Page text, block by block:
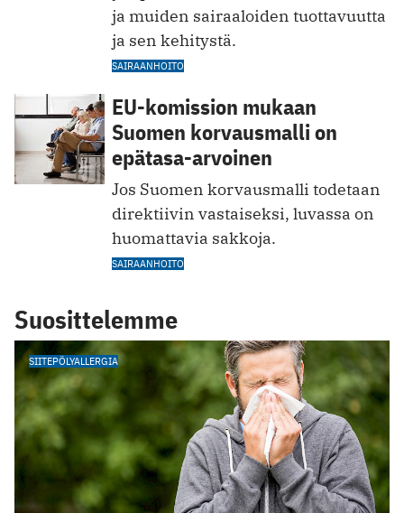
ja muiden sairaaloiden tuottavuutta
ja sen kehitystä.
SAIRAANHOITO
EU-komission mukaan
Suomen korvausmalli on
epätasa-arvoinen
Jos Suomen korvausmalli todetaan
direktiivin vastaiseksi, luvassa on
huomattavia sakkoja.
SAIRAANHOITO
Suosittelemme
SIITEPÖLYALLERGIA